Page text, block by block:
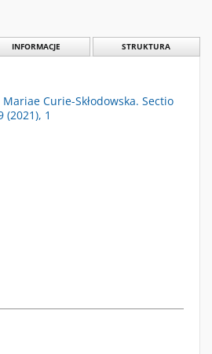
INFORMACJE STRUKTURA
Curie-Skłodowska. Sectio
(2021), 1